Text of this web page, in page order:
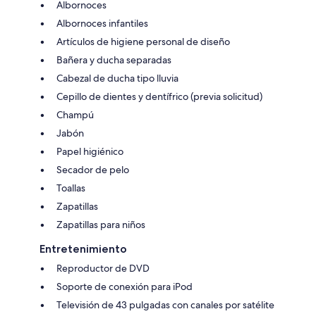
Albornoces
Albornoces infantiles
Artículos de higiene personal de diseño
Bañera y ducha separadas
Cabezal de ducha tipo lluvia
Cepillo de dientes y dentífrico (previa solicitud)
Champú
Jabón
Papel higiénico
Secador de pelo
Toallas
Zapatillas
Zapatillas para niños
Entretenimiento
Reproductor de DVD
Soporte de conexión para iPod
Televisión de 43 pulgadas con canales por satélite